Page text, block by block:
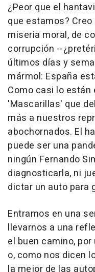
¿Peor que el
que estamos?
miseria moral, de
corrupción --
últimos días y
mármol: España
Como casi lo
'Mascarillas' que
más a nuestros
abochornados. El
puede ser una
ningún Fernando
diagnosticarla, ni
dictar un auto para
Entramos en una
llevarnos a una
el buen camino,
o, como nos dicen
la mejor de las